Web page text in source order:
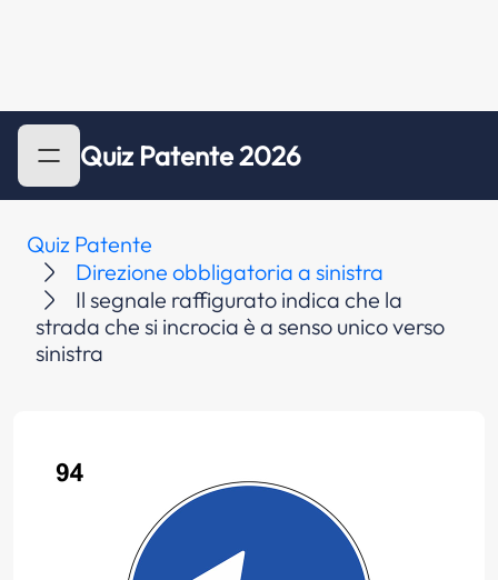
Quiz Patente 2026
Quiz Patente
Direzione obbligatoria a sinistra
Il segnale raffigurato indica che la
strada che si incrocia è a senso unico verso
sinistra